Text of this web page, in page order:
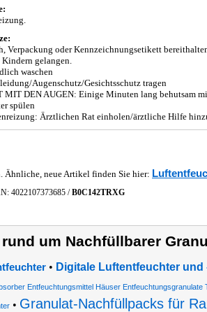
Verpackung oder Kennzeichnungsetikett
gelangen.
waschen
Augenschutz/Gesichtsschutz tragen
MIT DEN AUGEN: Einige Minuten lang behutsam
spülen
Ärztlichen Rat einholen/ärztliche Hilfe
Ähnliche, neue Artikel finden Sie hier:
4022107373685 /B0C142TRXG
um Nachfüllbarer
• Digitale Luftentfeuchter und
Entfeuchtungsmittel Häuser Entfeuchtungsgranulate
• Granulat-Nachfüllpacks für